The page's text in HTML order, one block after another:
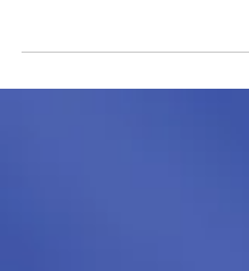
ao confrontar os